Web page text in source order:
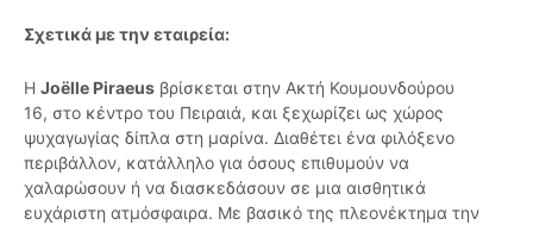
Σχετικά με την εταιρεία:
Η Joëlle Piraeus βρίσκεται στην Ακτή Κουμουνδούρου
16, στο κέντρο του Πειραιά, και ξεχωρίζει ως χώρος
ψυχαγωγίας δίπλα στη μαρίνα. Διαθέτει ένα φιλόξενο
περιβάλλον, κατάλληλο για όσους επιθυμούν να
χαλαρώσουν ή να διασκεδάσουν σε μια αισθητικά
ευχάριστη ατμόσφαιρα. Με βασικό της πλεονέκτημα την